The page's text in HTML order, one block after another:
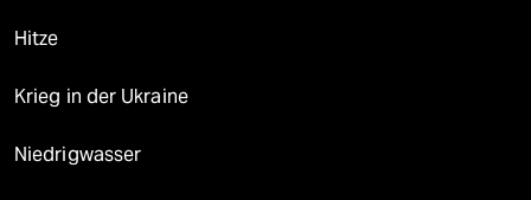
Hitze
Krieg in der Ukraine
Niedrigwasser